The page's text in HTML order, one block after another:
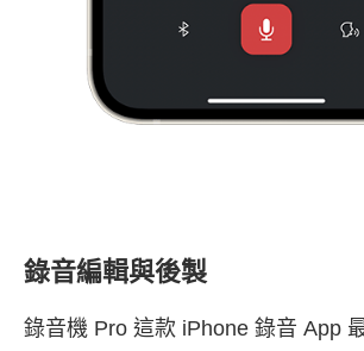
錄音編輯與後製
錄音機 Pro 這款 iPhone 錄音 App